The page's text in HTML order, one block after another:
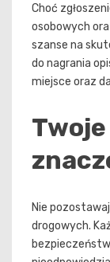
Choć
osobowych
szanse na
do nagrania
miejsce oraz
Nie
drogowych.